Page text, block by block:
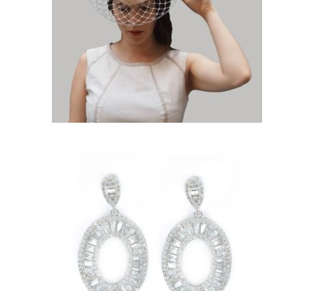
PHILLIPPA. TOCADO BEIG
DE SINAMAY Y VELO
110,00 €
PENDIENTES DE
CIRCONITAS FORMA OVAL
CON BAGUETTES
65,00€